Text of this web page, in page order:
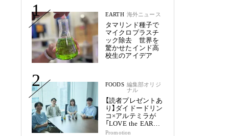
1
EARTH 海外ニュース
タマリンド種子で
マイクロプラスチ
ック除去 世界を
驚かせたインド高
校生のアイデア
2 FOODS 編集部オリジ
ナル
【読者プレゼントあ
り】ダイドードリン
コ×アルテミラが
「LOVE the EARTH
シリーズ」で目指す
Promotion